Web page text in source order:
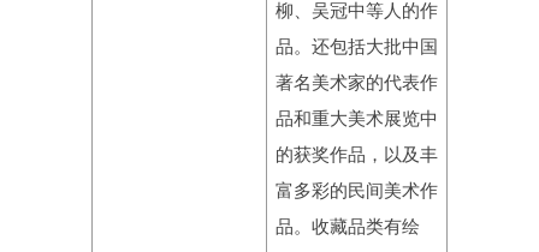
柳、吴冠中等人的作
品。还包括大批中国
著名美术家的代表作
品和重大美术展览中
的获奖作品，以及丰
富多彩的民间美术作
品。收藏品类有绘